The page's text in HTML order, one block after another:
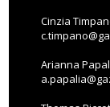
Cinzia
Arianna